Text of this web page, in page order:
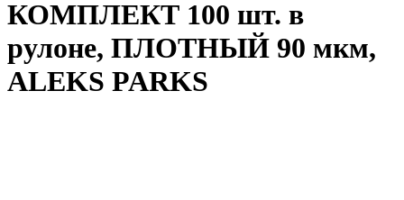
КОМПЛЕКТ 100 шт. в
рулоне, ПЛОТНЫЙ 90 мкм,
ALEKS PARKS